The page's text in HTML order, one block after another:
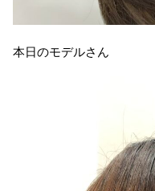
本日のモデルさん